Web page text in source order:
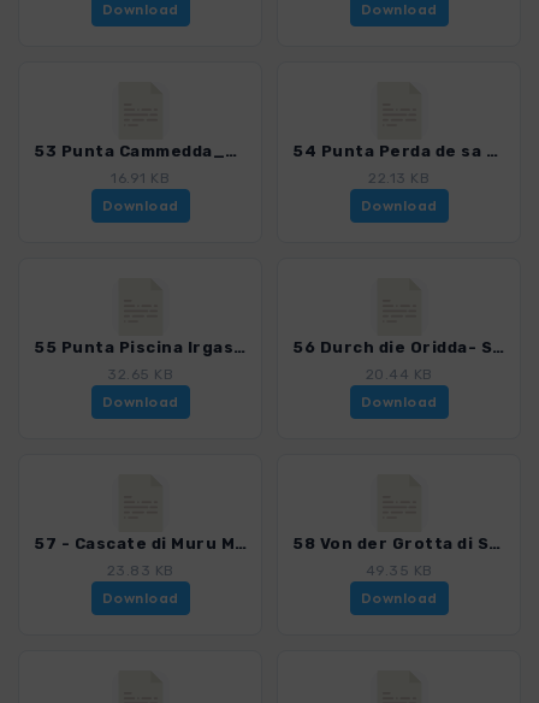
Download
Download
53 Punta Cammedda_4023_6.gpx
16.91 KB
Download
54 Punta Perda de sa Mesa_4023_6.gpx
22.13 KB
Download
55 Punta Piscina Irgas -2012_4023_6.gpx
32.65 KB
Download
56 Durch die Oridda- Schlucht zur Cascata Piscina Irgas-2012_4023_6.gpx
20.44 KB
Download
57 - Cascate di Muru Mannu- 2012_4023_6.gpx
23.83 KB
Download
58 Von der Grotta di San Giovanni zur Punta San Michele- 2012_4023_6.gpx
49.35 KB
Download